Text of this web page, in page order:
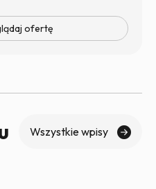
ofertę
Wszystkie wpisy